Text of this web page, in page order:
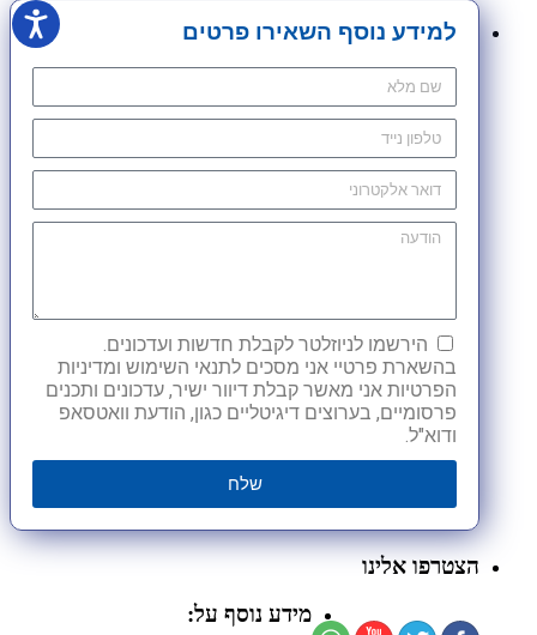
למידע נוסף השאירו פרטים
הירשמו לניוזלטר לקבלת חדשות ועדכונים.
בהשארת פרטיי אני מסכים לתנאי השימוש ומדיניות
הפרטיות אני מאשר קבלת דיוור ישיר, עדכונים ותכנים
פרסומיים, בערוצים דיגיטליים כגון, הודעת וואטסאפ
ודוא"ל.
שלח
הצטרפו אלינו
מידע נוסף על: